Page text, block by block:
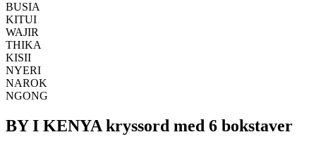
BUSIA
KITUI
WAJIR
THIKA
KISII
NYERI
NAROK
NGONG
BY I KENYA kryssord med 6 bokstaver